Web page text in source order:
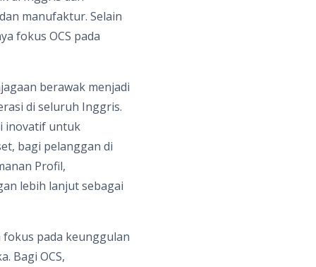
manufaktur. Selain
fokus OCS pada
berawak menjadi
di seluruh Inggris.
inovatif untuk
bagi pelanggan di
Profil,
lebih lanjut sebagai
fokus pada keunggulan
Bagi OCS,